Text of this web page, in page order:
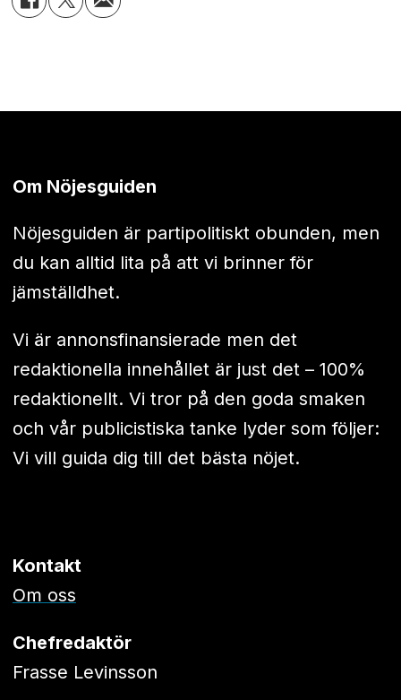
Om Nöjesguiden
Nöjesguiden är partipolitiskt obunden, men
du kan alltid lita på att vi brinner för
jämställdhet.
Vi är annonsfinansierade men det
redaktionella innehållet är just det – 100%
redaktionellt. Vi tror på den goda smaken
och vår publicistiska tanke lyder som följer:
Vi vill guida dig till det bästa nöjet.
Kontakt
Om oss
Chefredaktör
Frasse Levinsson